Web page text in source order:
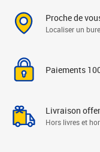
Proche de
Localiser un
Paiements
Livraison
Hors livres et